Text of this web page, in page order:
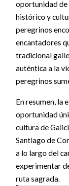
oportunidad de
histórico y
peregrinos
encantadores
tradicional
auténtica a la
peregrinos
En resumen, la
oportunidad
cultura de
Santiago de
a lo largo del
experimentar
ruta sagrada.